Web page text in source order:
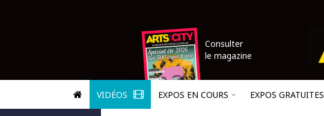
Consulter
le magazine
VIDÉOS EXPOS EN COURS EXPOS GRATUITES